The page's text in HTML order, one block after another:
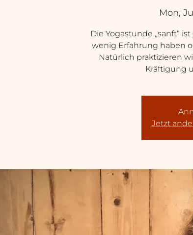
Mon,
Die Yogastunde „sanft“
wenig Erfahrung haben
Natürlich praktizieren
Kräftigung
Jetzt